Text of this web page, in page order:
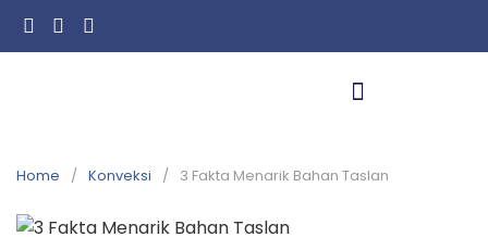
Home Konveksi 3 Fakta Menarik Bahan Taslan